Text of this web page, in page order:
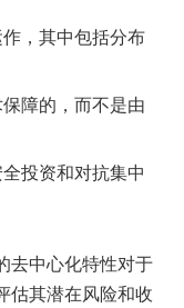
，其中包括分布
障的，而不是由
投资和对抗集中
去中心化特性对于
估其潜在风险和收